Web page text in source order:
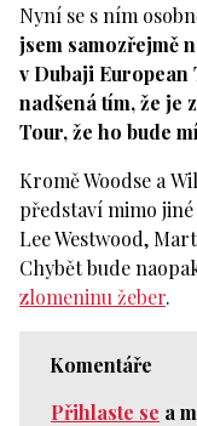
Nyní se s ním
jsem samozřejmě
v Dubaji European
nadšená tím, že je
Tour, že ho bude
Kromě Woodse a
představí mimo
Lee Westwood,
Chybět bude
zlomeninu žeber.
Komentáře
Přihlaste se a